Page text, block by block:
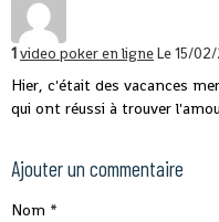
1video poker en ligneLe 15/
Hier, c'était des vacances
qui ont réussi à trouver
Ajouter un commentaire
Nom